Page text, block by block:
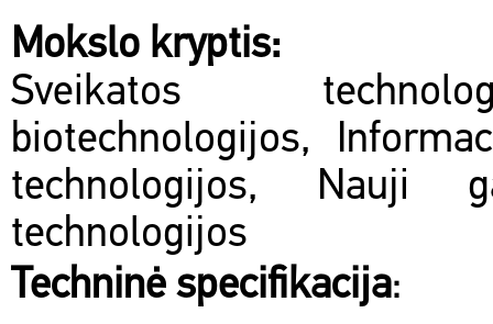
Mokslo kryptis:
Sveikatos
biotechnologijos,
technologijos, Nauji
technologijos
Techninė specifikacija: